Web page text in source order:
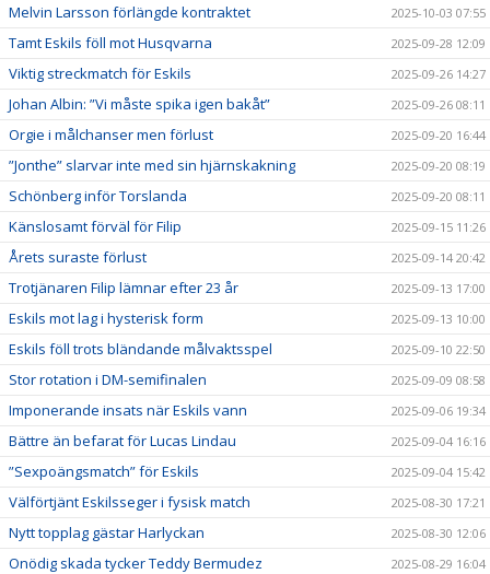
Melvin Larsson förlängde kontraktet 2025-10-03 07:55
Tamt Eskils föll mot Husqvarna 2025-09-28 12:09
Viktig streckmatch för Eskils 2025-09-26 14:27
Johan Albin: ”Vi måste spika igen bakåt” 2025-09-26 08:11
Orgie i målchanser men förlust 2025-09-20 16:44
”Jonthe” slarvar inte med sin hjärnskakning 2025-09-20 08:19
Schönberg inför Torslanda 2025-09-20 08:11
Känslosamt förväl för Filip 2025-09-15 11:26
Årets suraste förlust 2025-09-14 20:42
Trotjänaren Filip lämnar efter 23 år 2025-09-13 17:00
Eskils mot lag i hysterisk form 2025-09-13 10:00
Eskils föll trots bländande målvaktsspel 2025-09-10 22:50
Stor rotation i DM-semifinalen 2025-09-09 08:58
Imponerande insats när Eskils vann 2025-09-06 19:34
Bättre än befarat för Lucas Lindau 2025-09-04 16:16
”Sexpoängsmatch” för Eskils 2025-09-04 15:42
Välförtjänt Eskilsseger i fysisk match 2025-08-30 17:21
Nytt topplag gästar Harlyckan 2025-08-30 12:06
Onödig skada tycker Teddy Bermudez 2025-08-29 16:04